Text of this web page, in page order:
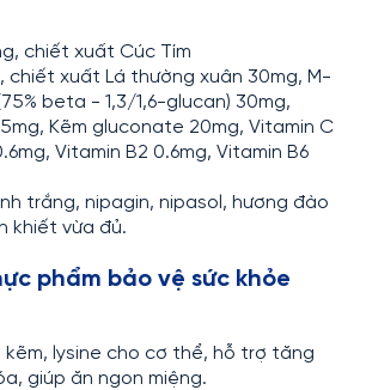
chiết xuất Cúc Tím
chiết xuất Lá thường xuân 30mg, M-
beta - 1,3/1,6-glucan) 30mg,
Kẽm gluconate 20mg, Vitamin C
Vitamin B2 0.6mg, Vitamin B6
trắng, nipagin, nipasol, hương đào
khiết vừa đủ.
phẩm bảo vệ sức khỏe
kẽm, lysine cho cơ thể, hỗ trợ tăng
giúp ăn ngon miệng.